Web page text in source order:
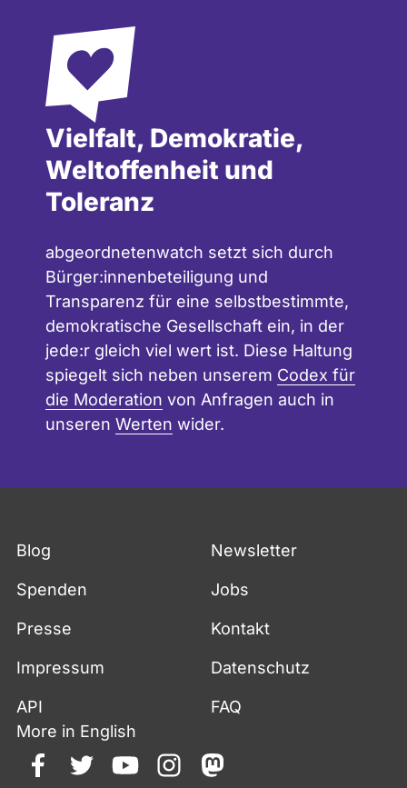
Vielfalt, Demokratie,
Weltoffenheit und
Toleranz
abgeordnetenwatch setzt sich durch
Bürger:innenbeteiligung und
Transparenz für eine selbstbestimmte,
demokratische Gesellschaft ein, in der
jede:r gleich viel wert ist. Diese Haltung
spiegelt sich neben unserem Codex für
die Moderation von Anfragen auch in
unseren Werten wider.
Blog Newsletter
Spenden Jobs
Presse Kontakt
Impressum Datenschutz
API
FAQ
More in English
facebooktwitteryoutubeinstagrammastodon